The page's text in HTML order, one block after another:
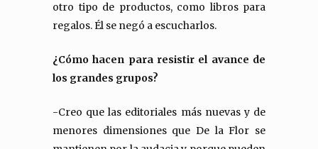
otro tipo de productos, como libros para
regalos. Él se negó a escucharlos.
¿Cómo hacen para resistir el avance de
los grandes grupos?
-Creo que las editoriales más nuevas y de
menores dimensiones que De la Flor se